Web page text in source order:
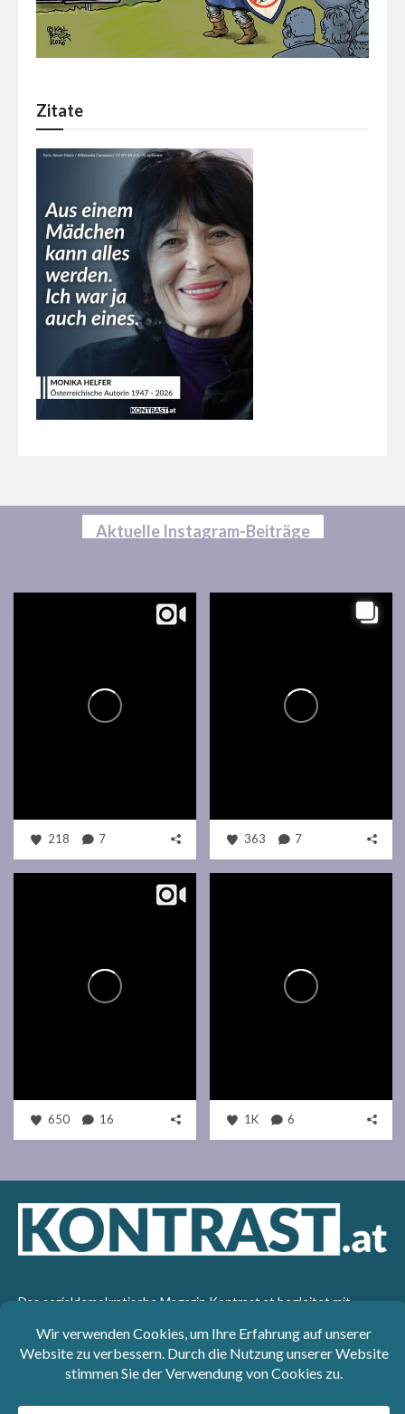
Zitate
Aktuelle Instagram-Beiträge
218 7 363 7
650 16 1K 6
Das sozialdemokratische Magazin Kontrast.at begleitet mit
Gesellschaft, Staat und Wirtschaft von einem progressiven,
emanzipatorischen Standpunkt aus. Kontrast wirft den Blick der
sozialen Gerechtigkeit auf die Welt.